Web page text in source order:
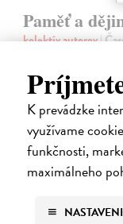
K prevádzke
využívame
funkčnosti,
maximálneho
Paměť a
kolektív autorov|
službách Státní
ovlivňovaly
studené…
Zasielame do 12 dní
3,15 €
3,50 € ?